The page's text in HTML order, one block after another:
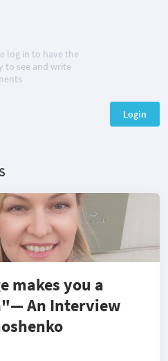
log in to have the
to see and write
Login
makes you a
An Interview